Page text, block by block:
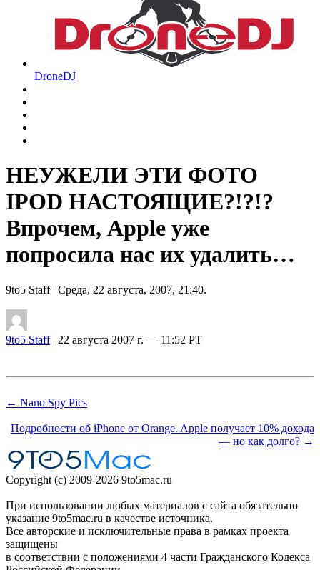
DroneDJ
НЕУЖЕЛИ ЭТИ ФОТО
IPOD НАСТОЯЩИЕ?!?!?
Впрочем, Apple уже
попросила нас их удалить…
9to5 Staff| Среда, 22 августа, 2007, 21:40.
9to5 Staff| 22 августа 2007 г. — 11:52 PT
← Nano Spy Pics
Подробности об iPhone от Orange. Apple получает 10% дохода
— но как долго? →
Copyright (c) 2009-2026 9to5mac.ru
При использовании любых материалов с сайта обязательно
указание 9to5mac.ru в качестве источника.
Все авторские и исключительные права в рамках проекта
защищены
в соответствии с положениями 4 части Гражданского Кодекса